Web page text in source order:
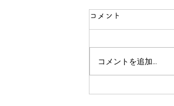
コメント
コメントを追加…